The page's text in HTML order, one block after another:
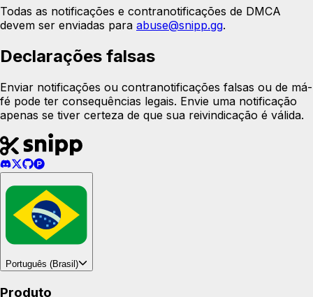
Todas as notificações e contranotificações de DMCA
devem ser enviadas para abuse@snipp.gg.
Declarações falsas
Enviar notificações ou contranotificações falsas ou de má-
fé pode ter consequências legais. Envie uma notificação
apenas se tiver certeza de que sua reivindicação é válida.
Português (Brasil)
Produto